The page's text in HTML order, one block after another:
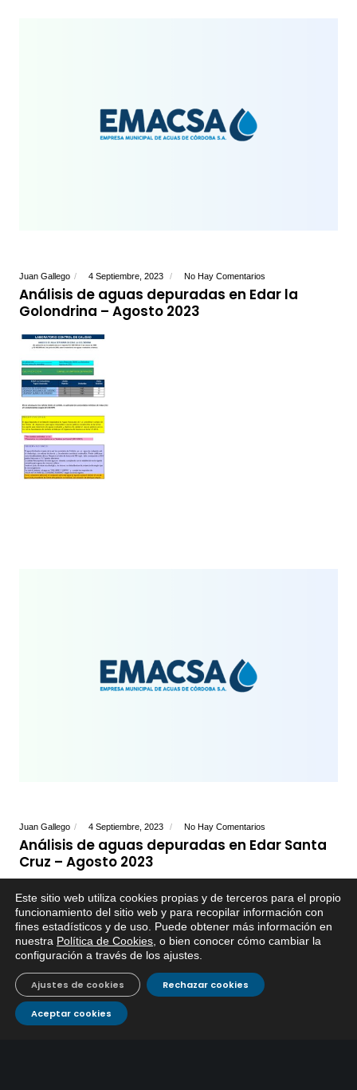
Juan Gallego 4 Septiembre, 2023 No Hay Comentarios
Análisis de aguas depuradas en Edar la
Golondrina – Agosto 2023
Juan Gallego 4 Septiembre, 2023 No Hay Comentarios
Análisis de aguas depuradas en Edar Santa
Cruz – Agosto 2023
Este sitio web utiliza cookies propias y de terceros para el propio
funcionamiento del sitio web y para recopilar información con
fines estadísticos y de uso. Puede obtener más información en
nuestra Política de Cookies , o bien conocer cómo cambiar la
configuración a través de los ajustes
Aceptar cookies
Rechazar cookies
Ajustes de cookies